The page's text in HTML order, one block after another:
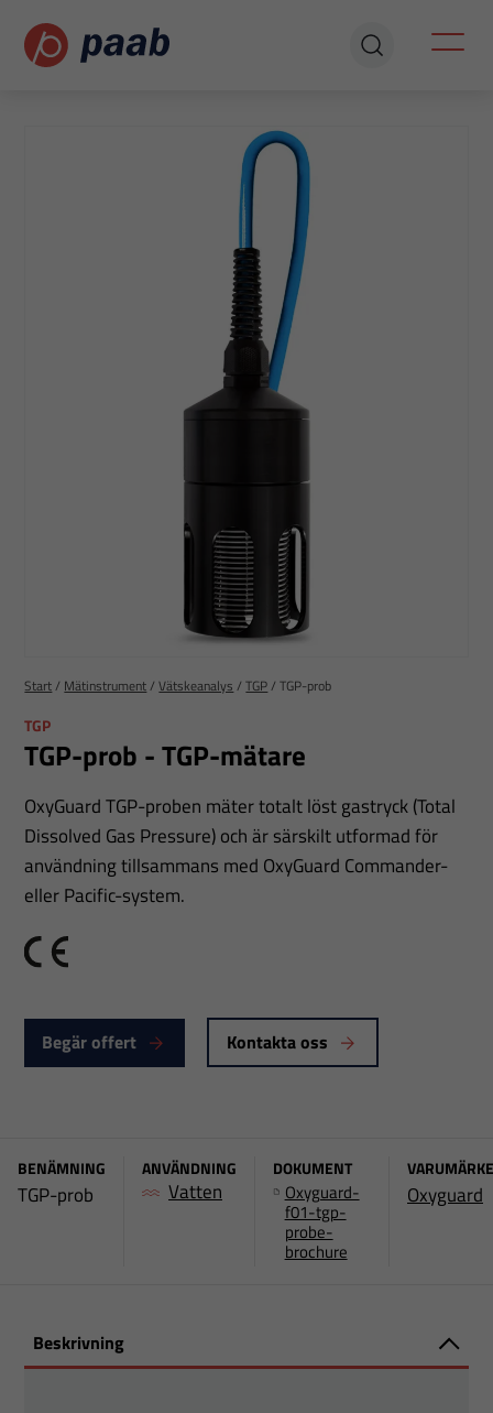
Start/ Mätinstrument/Vätskeanalys /TGP/TGP-prob
TGP
TGP-prob - TGP-mätare
OxyGuard TGP-proben mäter totalt löst gastryck (Total
Dissolved Gas Pressure) och är särskilt utformad för
användning tillsammans med OxyGuard Commander-
eller Pacific-system.
CE
Begär offert Kontakta oss
BENÄMNING
TGP-prob
ANVÄNDNING
Vatten
DOKUMENT
Oxyguard-
f01-tgp-
probe-
brochure
Oxyguard
Beskrivning